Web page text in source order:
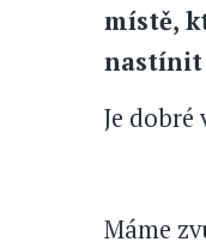
místě,
nastínit
Je
Máme